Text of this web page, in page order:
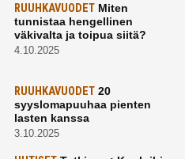
RUUHKAVUODETMiten
tunnistaa hengellinen
väkivalta ja toipua siitä?
4.10.2025
RUUHKAVUODET20
syyslomapuuhaa pienten
lasten kanssa
3.10.2025